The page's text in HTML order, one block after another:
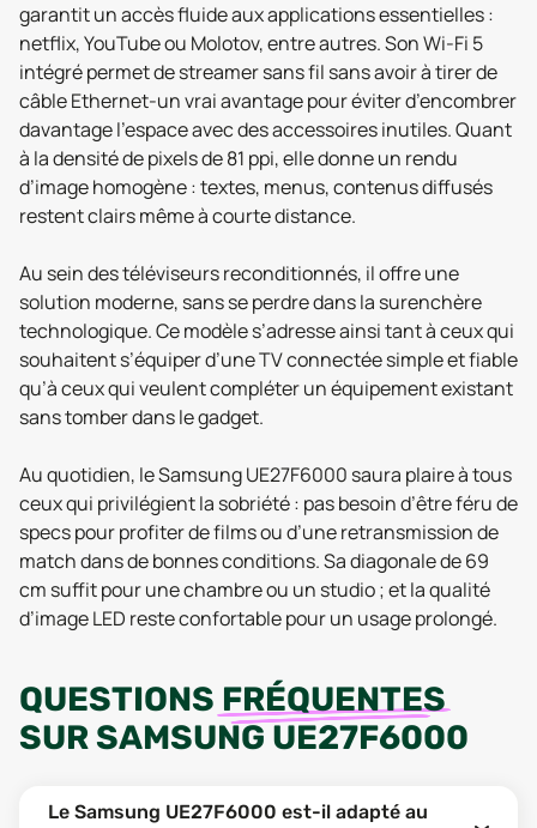
garantit un accès fluide aux applications essentielles :
netflix, YouTube ou Molotov, entre autres. Son Wi-Fi 5
intégré permet de streamer sans fil sans avoir à tirer de
câble Ethernet-un vrai avantage pour éviter d’encombrer
davantage l’espace avec des accessoires inutiles. Quant
à la densité de pixels de 81 ppi, elle donne un rendu
d’image homogène : textes, menus, contenus diffusés
restent clairs même à courte distance.
Au sein des téléviseurs reconditionnés, il offre une
solution moderne, sans se perdre dans la surenchère
technologique. Ce modèle s’adresse ainsi tant à ceux qui
souhaitent s’équiper d’une TV connectée simple et fiable
qu’à ceux qui veulent compléter un équipement existant
sans tomber dans le gadget.
Au quotidien, le Samsung UE27F6000 saura plaire à tous
ceux qui privilégient la sobriété : pas besoin d’être féru de
specs pour profiter de films ou d’une retransmission de
match dans de bonnes conditions. Sa diagonale de 69
cm suffit pour une chambre ou un studio ; et la qualité
d’image LED reste confortable pour un usage prolongé.
QUESTIONS FRÉQUENTES
SURSAMSUNG UE27F6000
Le Samsung UE27F6000 est-il adapté au